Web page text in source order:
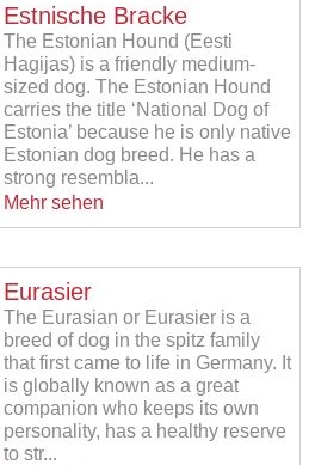
Estnische Bracke
The Estonian Hound (Eesti
Hagijas) is a friendly medium-
sized dog. The Estonian Hound
carries the title ‘National Dog of
Estonia’ because he is only native
Estonian dog breed. He has a
strong resembla...
Mehr sehen
Eurasier
The Eurasian or Eurasier is a
breed of dog in the spitz family
that first came to life in Germany. It
is globally known as a great
companion who keeps its own
personality, has a healthy reserve
to str...